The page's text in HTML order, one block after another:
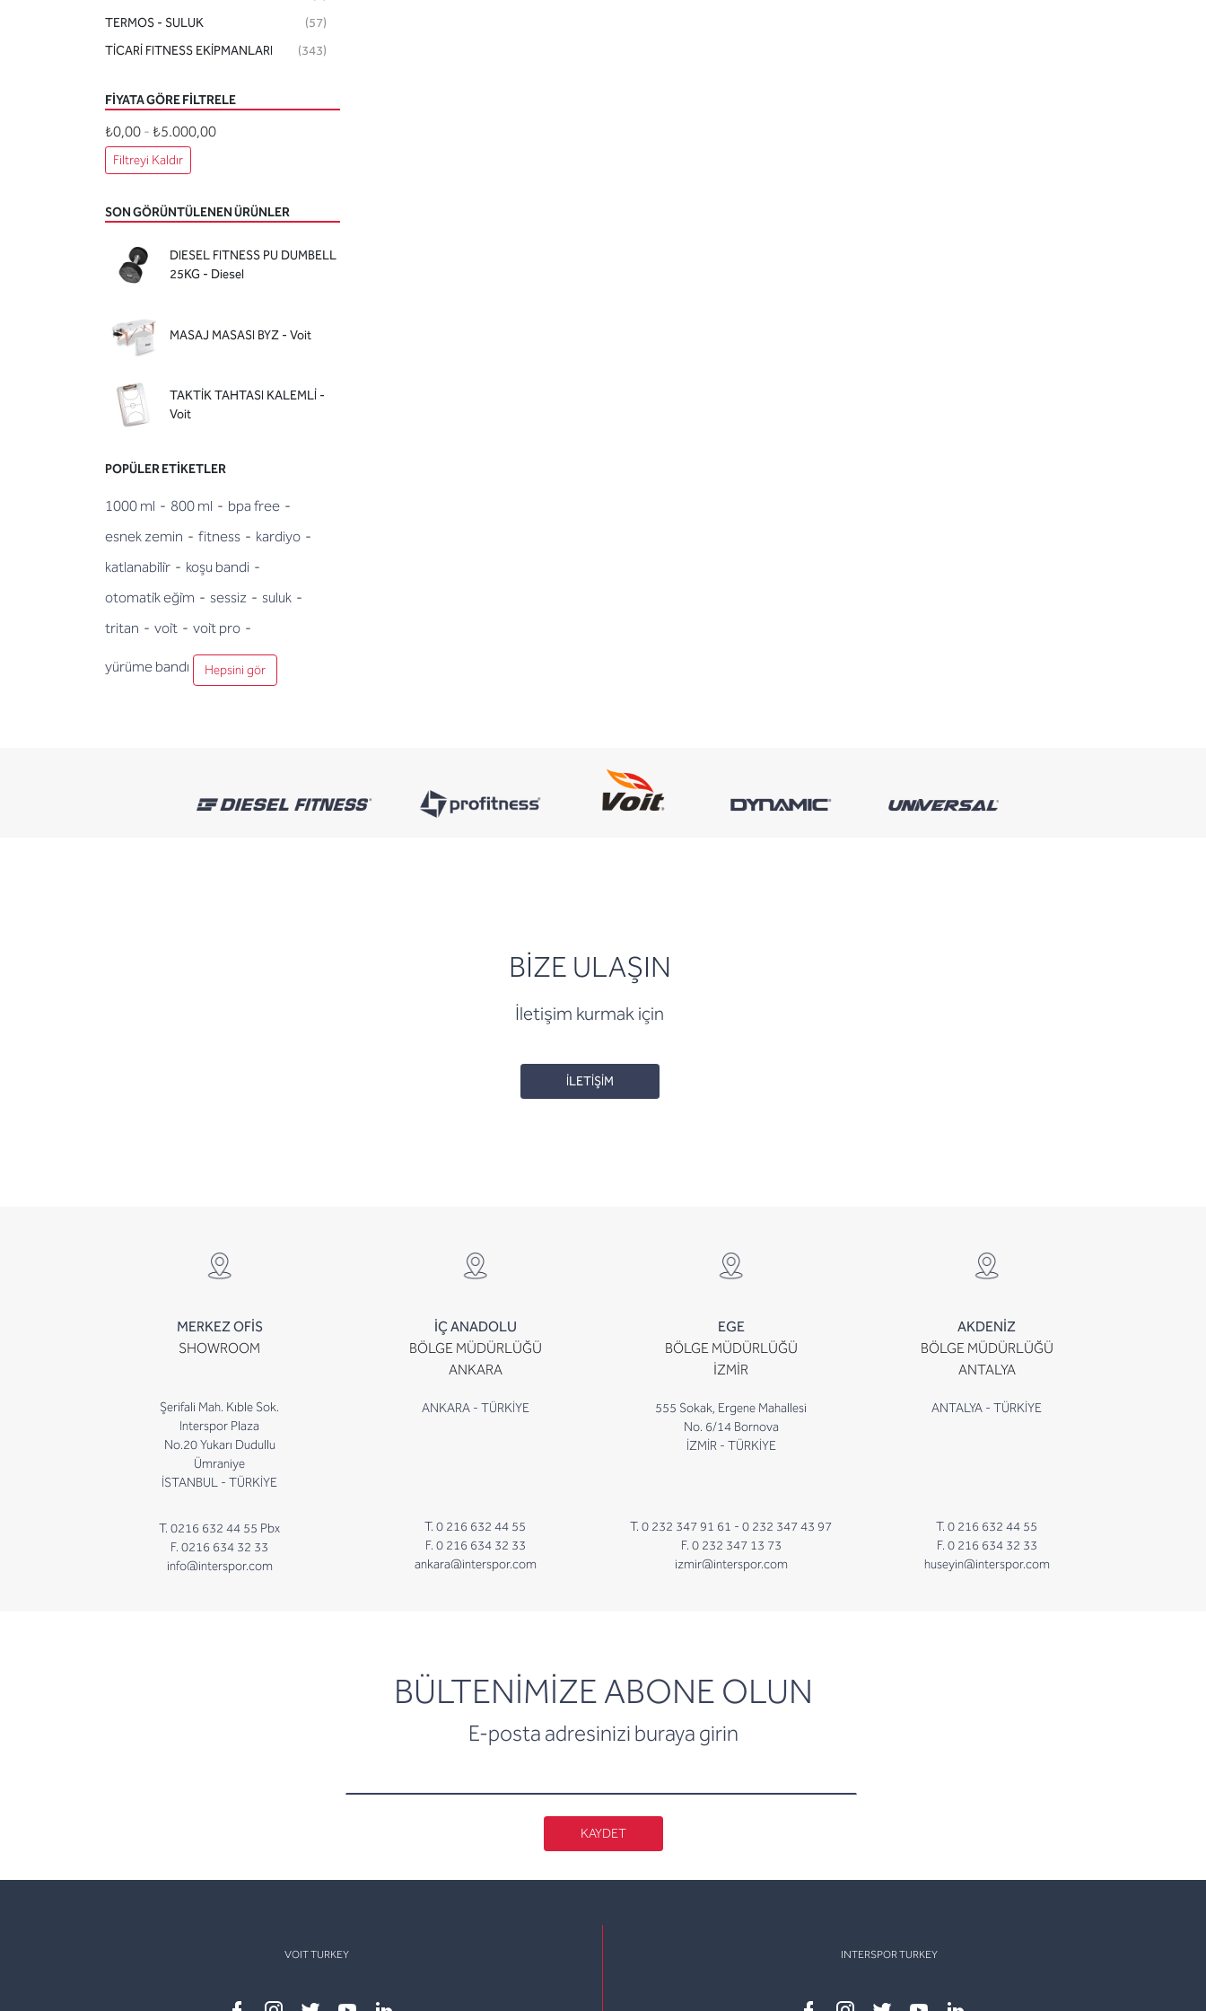
TERMOS - SULUK
(57)
TİCARİ FITNESS EKİPMANLARI
(343)
FIYATA GÖRE FILTRELE
₺0,00 - ₺5.000,00
Filtreyi Kaldır
SON GÖRÜNTÜLENEN ÜRÜNLER
DIESEL FITNESS PU DUMBELL
25KG - Diesel
MASAJ MASASI BYZ - Voit
TAKTİK TAHTASI KALEMLİ -
Voit
POPÜLER ETIKETLER
1000 ml - 800 ml - bpa free -
esnek zemin - fitness - kardiyo -
katlanabi̇li̇r - koşu bandi -
otomati̇k eği̇m - sessiz - suluk -
tritan - voi̇t - voi̇t pro -
yürüme bandı Hepsini gör
BİZE ULAŞIN
İletişim kurmak için
İLETİŞİM
MERKEZ OFİS
SHOWROOM
Şerifali Mah. Kıble Sok.
Interspor Plaza
No.20 Yukarı Dudullu
Ümraniye
İSTANBUL - TÜRKİYE
T. 0216 632 44 55 Pbx
F. 0216 634 32 33
info@interspor.com
İÇ ANADOLU
BÖLGE MÜDÜRLÜĞÜ
ANKARA
ANKARA - TÜRKİYE
T. 0 216 632 44 55
F. 0 216 634 32 33
ankara@interspor.com
EGE
BÖLGE MÜDÜRLÜĞÜ
İZMİR
555 Sokak, Ergene Mahallesi
No. 6/14 Bornova
İZMİR - TÜRKİYE
T. 0 232 347 91 61 - 0 232 347 43 97
F. 0 232 347 13 73
izmir@interspor.com
AKDENİZ
BÖLGE MÜDÜRLÜĞÜ
ANTALYA
ANTALYA - TÜRKİYE
T. 0 216 632 44 55
F. 0 216 634 32 33
huseyin@interspor.com
BÜLTENİMİZE ABONE OLUN
E-posta adresinizi buraya girin
newsletter
KAYDET
VOIT TURKEY INTERSPOR TURKEY